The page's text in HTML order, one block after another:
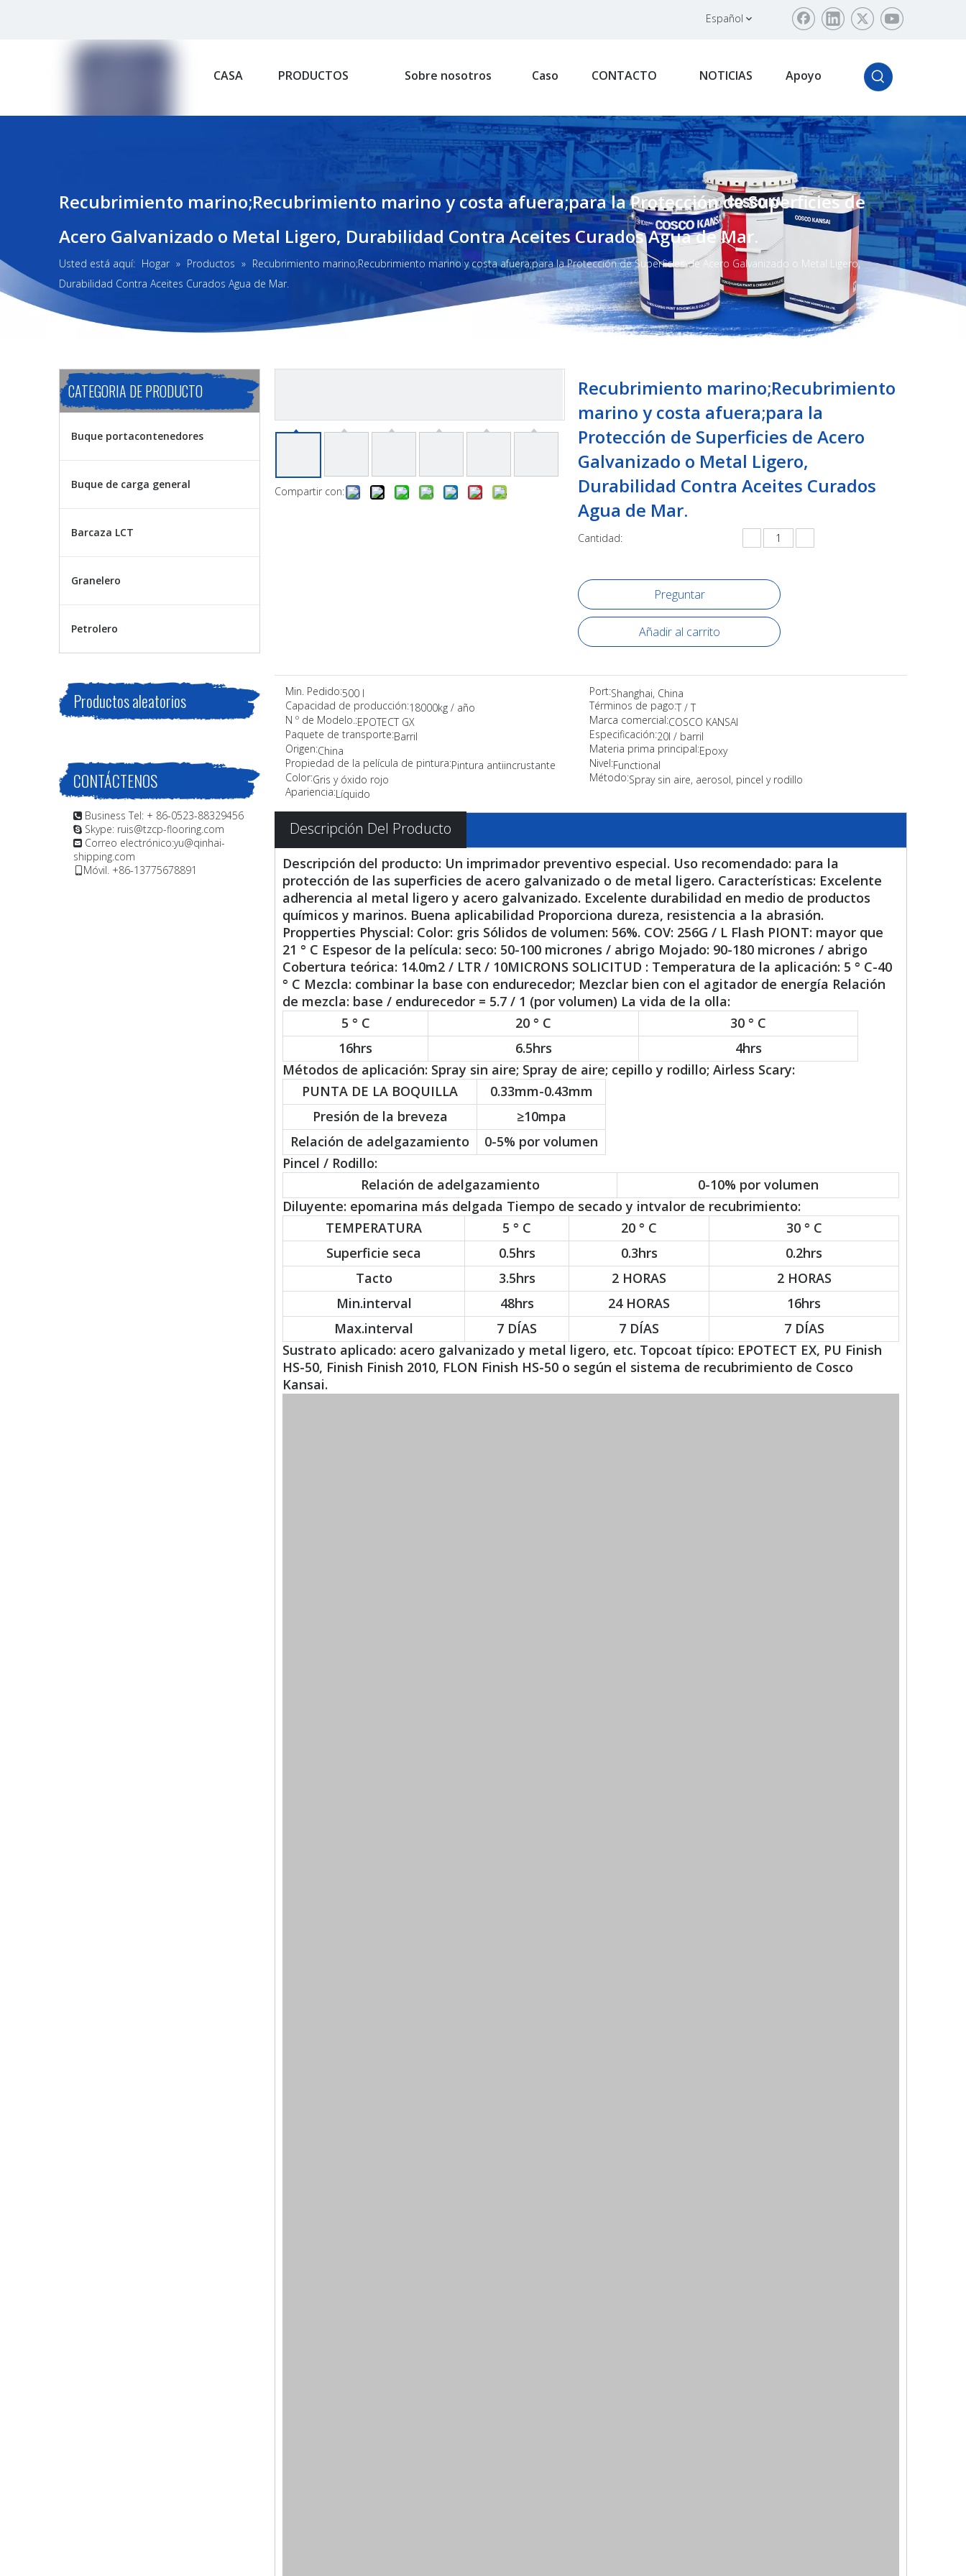
Español
CASA PRODUCTOS Sobre nosotros Caso CONTACTO NOTICIAS Apoyo
Recubrimiento marino;Recubrimiento marino y costa afuera;para la Protección de Superficies de
Acero Galvanizado o Metal Ligero, Durabilidad Contra Aceites Curados Agua de Mar.
Usted está aquí: Hogar » Productos » Recubrimiento marino;Recubrimiento marino y costa afuera;para la Protección de Superficies de Acero Galvanizado o Metal Ligero,
Durabilidad Contra Aceites Curados Agua de Mar.
CATEGORIA DE PRODUCTO
Buque portacontenedores
Buque de carga general
Barcaza LCT
Granelero
Petrolero
Productos aleatorios
CONTÁCTENOS
 Business Tel: + 86-0523-88329456
 Skype: ruis@tzcp-flooring.com
 Correo electrónico:yu@qinhai-
shipping.com
Móvil. +86-13775678891
Compartir con:
Recubrimiento marino;Recubrimiento
marino y costa afuera;para la
Protección de Superficies de Acero
Galvanizado o Metal Ligero,
Durabilidad Contra Aceites Curados
Agua de Mar.
Cantidad:
Preguntar
Añadir al carrito
Min. Pedido:500 l Port:Shanghai, China
Capacidad de producción:18000kg / año Términos de pago:T / T
N º de Modelo.:EPOTECT GX Marca comercial:COSCO KANSAI
Paquete de transporte:Barril Especificación:20l / barril
Origen:China Materia prima principal:Epoxy
Propiedad de la película de pintura:Pintura antiincrustante Nivel:Functional
Color:Gris y óxido rojo Método:Spray sin aire, aerosol, pincel y rodillo
Apariencia:Líquido
Descripción Del Producto
Descripción del producto: Un imprimador preventivo especial. Uso recomendado: para la
protección de las superficies de acero galvanizado o de metal ligero. Características: Excelente
adherencia al metal ligero y acero galvanizado. Excelente durabilidad en medio de productos
químicos y marinos. Buena aplicabilidad Proporciona dureza, resistencia a la abrasión.
Propperties Physcial: Color: gris Sólidos de volumen: 56%. COV: 256G / L Flash PIONT: mayor que
21 ° C Espesor de la película: seco: 50-100 micrones / abrigo Mojado: 90-180 micrones / abrigo
Cobertura teórica: 14.0m2 / LTR / 10MICRONS SOLICITUD : Temperatura de la aplicación: 5 ° C-40
° C Mezcla: combinar la base con endurecedor; Mezclar bien con el agitador de energía Relación
de mezcla: base / endurecedor = 5.7 / 1 (por volumen) La vida de la olla:
5 ° C
20 ° C
30 ° C
16hrs
6.5hrs
4hrs
Métodos de aplicación: Spray sin aire; Spray de aire; cepillo y rodillo; Airless Scary:
PUNTA DE LA BOQUILLA
0.33mm-0.43mm
Presión de la breveza
≥10mpa
Relación de adelgazamiento
0-5% por volumen
Pincel / Rodillo:
Relación de adelgazamiento
0-10% por volumen
Diluyente: epomarina más delgada Tiempo de secado y intvalor de recubrimiento:
TEMPERATURA
5 ° C 20 ° C
30 ° C
Superficie seca
0.5hrs 0.3hrs
0.2hrs
Tacto
3.5hrs 2 HORAS
2 HORAS
Min.interval
48hrs 24 HORAS
16hrs
Max.interval
7 DÍAS 7 DÍAS
7 DÍAS
Sustrato aplicado: acero galvanizado y metal ligero, etc. Topcoat típico: EPOTECT EX, PU Finish
HS-50, Finish Finish 2010, FLON Finish HS-50 o según el sistema de recubrimiento de Cosco
Kansai.